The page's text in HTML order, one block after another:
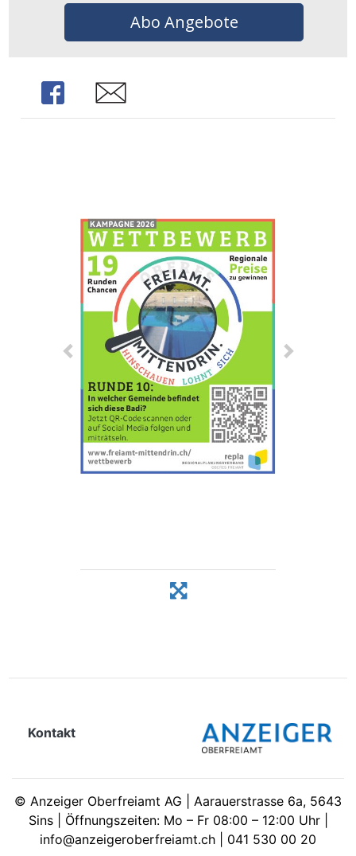
Abo Angebote
Share Share
Kontakt
© Anzeiger Oberfreiamt AG | Aarauerstrasse 6a, 5643
Sins | Öffnungszeiten: Mo – Fr 08:00 – 12:00 Uhr |
info@anzeigeroberfreiamt.ch | 041 530 00 20